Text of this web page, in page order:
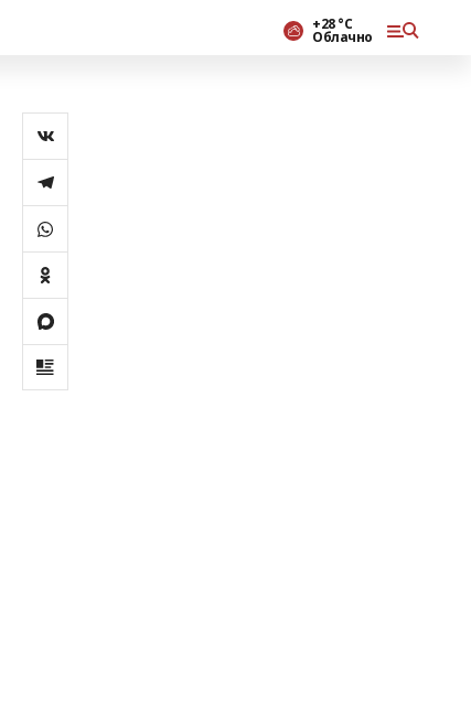
+28 °С
Облачно